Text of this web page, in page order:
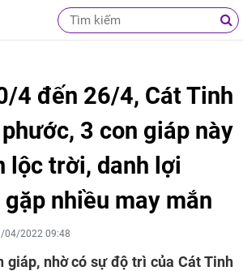
4 đến 26/4, Cát Tinh
3 con giáp này
lộc trời, danh lợi
nhiều may mắn
04/2022 09:48
giáp, nhờ có sự độ trì của Cát Tinh